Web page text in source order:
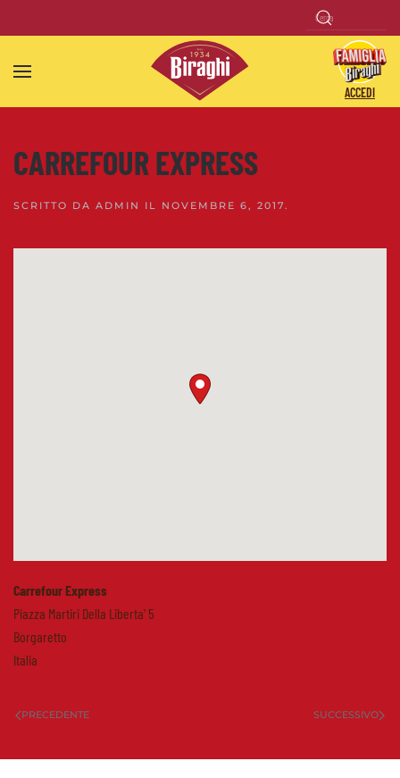
Skip to main content
ACCEDI
CARREFOUR EXPRESS
SCRITTO DA ADMIN IL NOVEMBRE 6, 2017.
Carrefour Express
Piazza Martiri Della Liberta' 5
Borgaretto
Italia
PRECEDENTE SUCCESSIVO